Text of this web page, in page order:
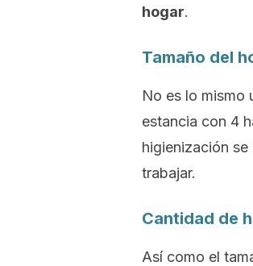
hogar.
Tamaño del
No es lo mismo
estancia con 4
higienización
trabajar.
Cantidad de
Así como el